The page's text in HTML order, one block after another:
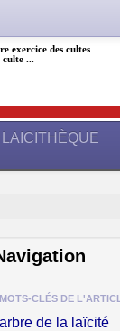
exercice des cultes
culte ...
LAICITHÈQUE
MOTS-CLÉS DE
arbre de la laïcité